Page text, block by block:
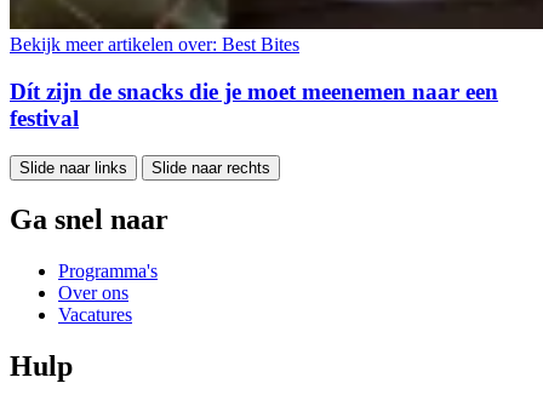
Bekijk meer artikelen over: Best Bites
Dít zijn de snacks die je moet meenemen naar een
festival
Slide naar links Slide naar rechts
Ga snel naar
Programma's
Over ons
Vacatures
Hulp